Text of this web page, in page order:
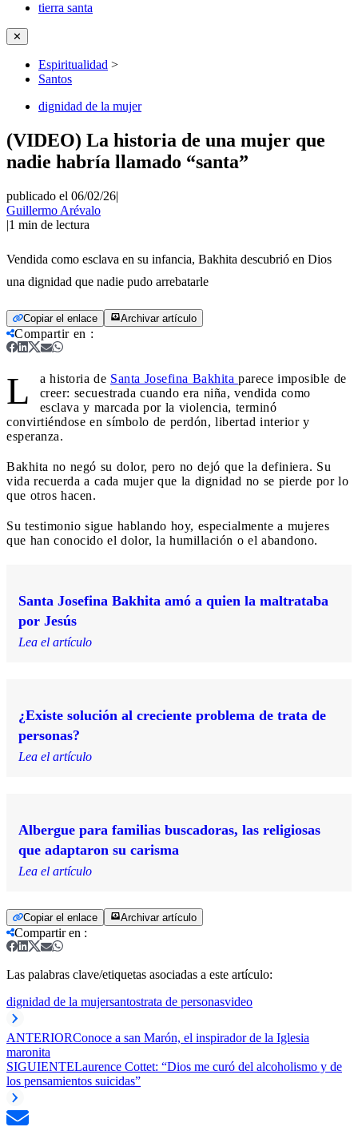
tierra santa
✕
Espiritualidad >
Santos
dignidad de la mujer
(VIDEO) La historia de una mujer que
nadie habría llamado “santa”
publicado el 06/02/26|
Guillermo Arévalo
|1 min de lectura
Vendida como esclava en su infancia, Bakhita descubrió en Dios
una dignidad que nadie pudo arrebatarle
Copiar el enlace Archivar artículo
Compartir en :
L a historia de Santa Josefina Bakhita parece imposible de
creer: secuestrada cuando era niña, vendida como
esclava y marcada por la violencia, terminó
convirtiéndose en símbolo de perdón, libertad interior y
esperanza.
Bakhita no negó su dolor, pero no dejó que la definiera. Su
vida recuerda a cada mujer que la dignidad no se pierde por lo
que otros hacen.
Su testimonio sigue hablando hoy, especialmente a mujeres
que han conocido el dolor, la humillación o el abandono.
Santa Josefina Bakhita amó a quien la maltrataba
por Jesús
Lea el artículo
¿Existe solución al creciente problema de trata de
personas?
Lea el artículo
Albergue para familias buscadoras, las religiosas
que adaptaron su carisma
Lea el artículo
Copiar el enlace Archivar artículo
Compartir en :
Las palabras clave/etiquetas asociadas a este artículo:
dignidad de la mujersantostrata de personasvideo
ANTERIORConoce a san Marón, el inspirador de la Iglesia
maronita
SIGUIENTELaurence Cottet: “Dios me curó del alcoholismo y de
los pensamientos suicidas”